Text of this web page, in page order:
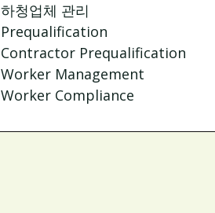
하청업체 관리
Prequalification
Contractor Prequalification
Worker Management
Worker Compliance